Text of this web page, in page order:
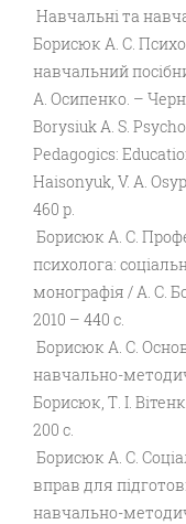
Навчальні та
Борисюк А. С.
навчальний
А. Осипенко. –
Borysiuk A. S.
Pedagogics:
Haisonyuk, V. A.
460 p.
Борисюк А. С.
психолога:
монографія / А. С.
2010 – 440 с.
Борисюк А. С.
навчально-
Борисюк, Т. І.
200 с.
Борисюк А. С.
вправ для
навчально-